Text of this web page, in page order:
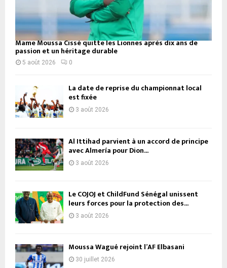
Mame Moussa Cissé quitte les Lionnes après dix ans de
passion et un héritage durable
5 août 2026 0
La date de reprise du championnat local
est fixée
3 août 2026
Al Ittihad parvient à un accord de principe
avec Almería pour Dion...
3 août 2026
Le COJOJ et ChildFund Sénégal unissent
leurs forces pour la protection des...
3 août 2026
Moussa Wagué rejoint l’AF Elbasani
30 juillet 2026